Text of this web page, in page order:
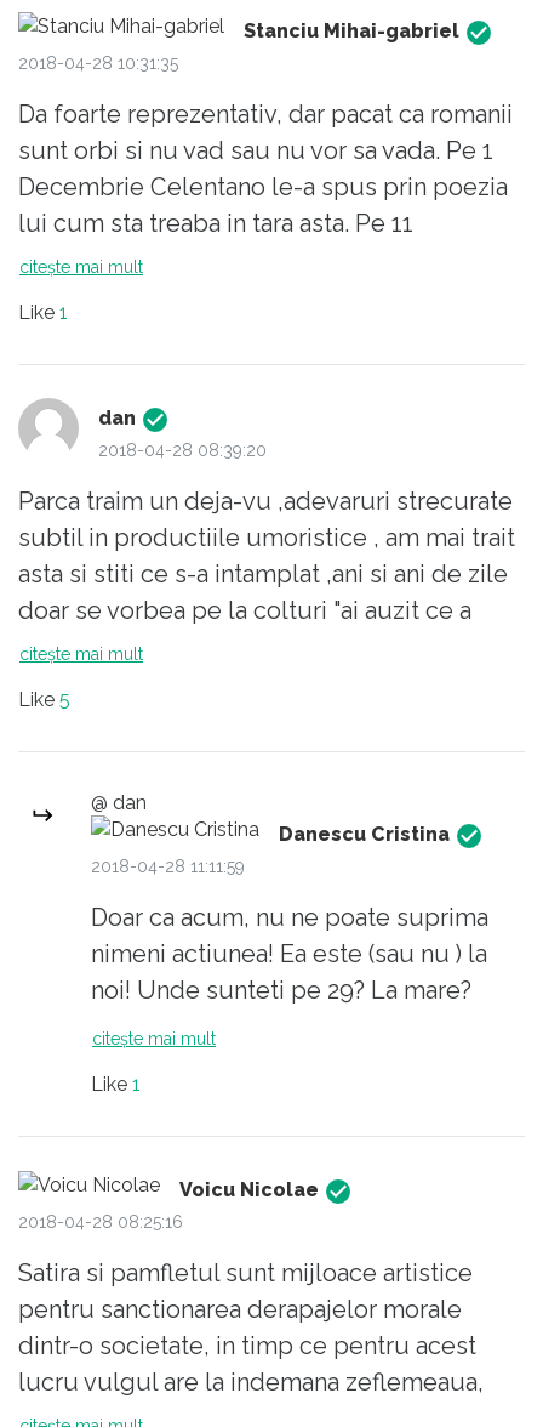
Stanciu Mihai-gabriel
2018-04-28 10:31:35
Da foarte reprezentativ, dar pacat ca romanii
sunt orbi si nu vad sau nu vor sa vada. Pe 1
Decembrie Celentano le-a spus prin poezia
lui cum sta treaba in tara asta. Pe 11
Decembrie romanii au votat psd? ?????.
citește mai mult
Like 1
dan
2018-04-28 08:39:20
Parca traim un deja-vu ,adevaruri strecurate
subtil in productiile umoristice , am mai trait
asta si stiti ce s-a intamplat ,ani si ani de zile
doar se vorbea pe la colturi "ai auzit ce a
spus ala aseara " ,cat priveste actiunea
sa ne dam coate si atat.
Nu pot intelege de ce este atat de greu sa
protestam , de ce oameni corecti nici macar
nu isi mai striga oful ,
Se asterne peste Romania o lehamite care ne
va costa mult ,o singura privire daca se
arunca in alte tari se va vedea ca spiritul civic
este foarte dezvoltat ,nu e saptamana sa nu
se protesteze pentru ceva si asta are efecte
asupra politicului din tarile respective .
e inutil in fata armamentului Rusiei incepem
usor usor sa ne apropiem de rusi ,daca nu ne
sperie nici asta atunci suntem o tara
pierduta.
citește mai mult
Like 5
@ dan
Danescu Cristina
2018-04-28 11:11:59
Doar ca acum, nu ne poate suprima
nimeni actiunea! Ea este (sau nu ) la
noi! Unde sunteti pe 29? La mare?
citește mai mult
Like 1
Voicu Nicolae
2018-04-28 08:25:16
Satira si pamfletul sunt mijloace artistice
pentru sanctionarea derapajelor morale
dintr-o societate, in timp ce pentru acest
lucru vulgul are la indemana zeflemeaua,
ambele reprezentand cai de defulare a